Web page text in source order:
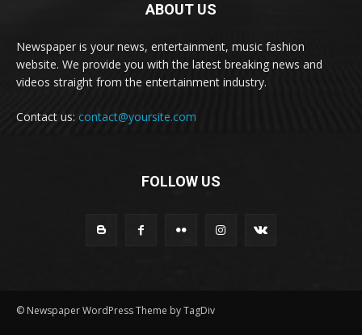
ABOUT US
Newspaper is your news, entertainment, music fashion
website. We provide you with the latest breaking news and
videos straight from the entertainment industry.
Contact us: contact@yoursite.com
FOLLOW US
© Newspaper WordPress Theme by TagDiv